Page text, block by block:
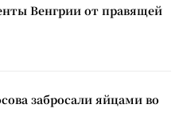
Венгрии от правящей
забросали яйцами во